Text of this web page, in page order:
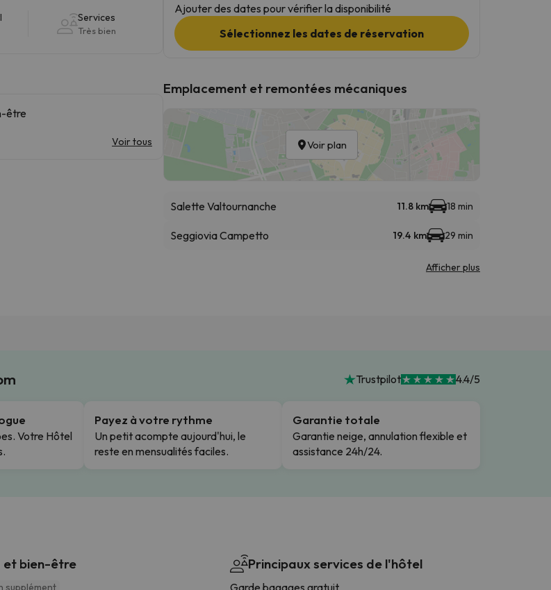
Services
Très bien
être
Voir tous
Ajouter des dates pour vérifier la disponibilité
Sélectionnez les dates de réservation
Emplacement et remontées mécaniques
Voir plan
Salette Valtournanche 11.8 km 18 min
Seggiovia Campetto 19.4 km 29 min
Afficher plus
Trustpilot 4.4/5
Votre Hôtel
Payez à votre rythme
Un petit acompte aujourd'hui, le
reste en mensualités faciles.
Garantie totale
Garantie neige, annulation flexible et
assistance 24h/24.
et bien-être
supplément
Principaux services de l'hôtel
Garde bagages gratuit